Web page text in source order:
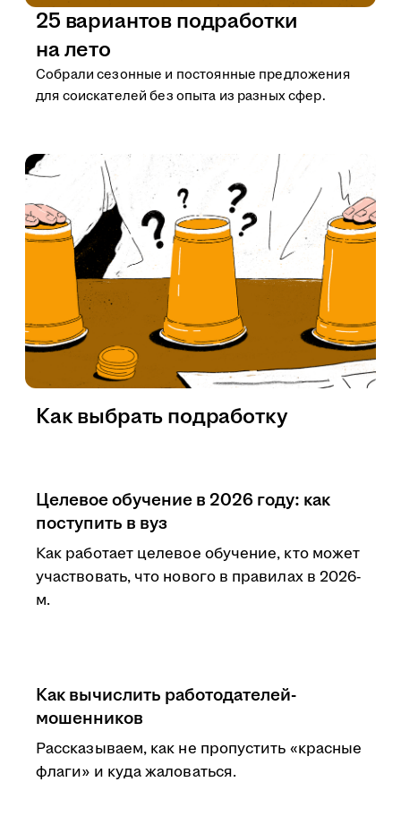
25 вариантов подработки
на лето
Собрали сезонные и постоянные предложения
для соискателей без опыта из разных сфер.
Как выбрать подработку
Целевое обучение в 2026 году: как
поступить в вуз
Как работает целевое обучение, кто может
участвовать, что нового в правилах в 2026-
м.
Как вычислить работодателей-
мошенников
Рассказываем, как не пропустить «красные
флаги» и куда жаловаться.